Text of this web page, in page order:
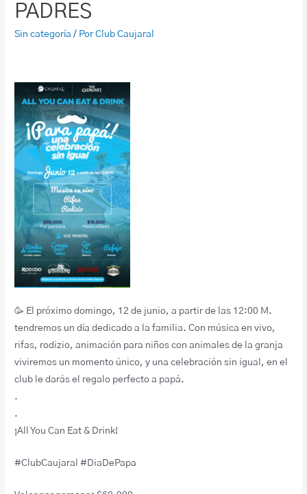
PADRES
Sin categoría / PorClub Caujaral
🥳 El próximo domingo, 12 de junio, a partir de las 12:00 M.
tendremos un día dedicado a la familia. Con música en vivo,
rifas, rodizio, animación para niños con animales de la granja
viviremos un momento único, y una celebración sin igual, en el
club le darás el regalo perfecto a papá.
.
.
¡All You Can Eat & Drink!
#ClubCaujaral #DiaDePapa